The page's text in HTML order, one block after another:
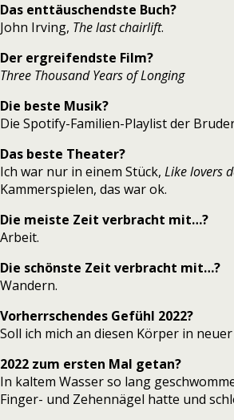
Das enttäuschendste Buch?
John Irving, The last chairlift.
Der ergreifendste Film?
Three Thousand Years of Longing
Die beste Musik?
Die Spotify-Familien-Playlist der
Das beste Theater?
Ich war nur in einem Stück, Like lovers
Kammerspielen, das war ok.
Die meiste Zeit verbracht mit…?
Arbeit.
Die schönste Zeit verbracht mit…?
Wandern.
Vorherrschendes Gefühl 2022?
Soll ich mich an diesen Körper in
2022 zum ersten Mal getan?
In kaltem Wasser so lang
Finger- und Zehennägel hatte und